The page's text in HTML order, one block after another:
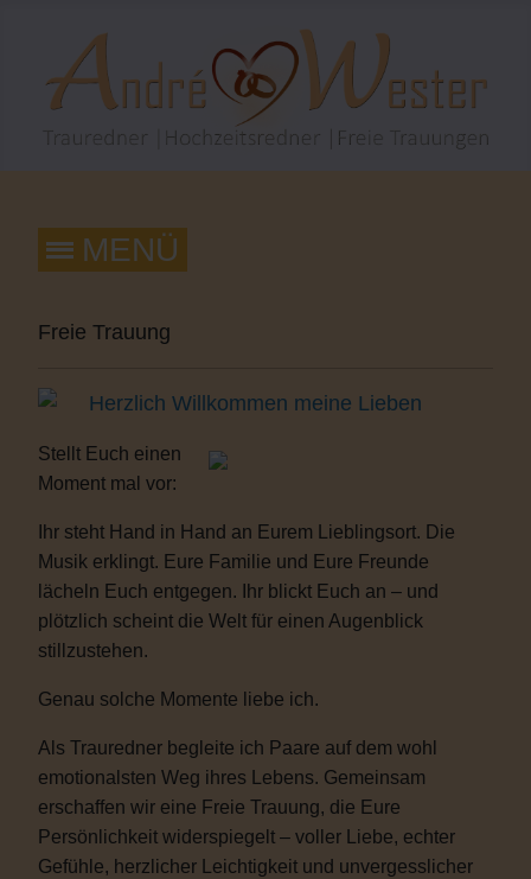
Freie Trauung
Herzlich Willkommen meine Lieben
Stellt Euch einen
Moment mal vor:
Ihr steht Hand in Hand an Eurem Lieblingsort. Die
Musik erklingt. Eure Familie und Eure Freunde
lächeln Euch entgegen. Ihr blickt Euch an – und
plötzlich scheint die Welt für einen Augenblick
stillzustehen.
Genau solche Momente liebe ich.
Als Trauredner begleite ich Paare auf dem wohl
emotionalsten Weg ihres Lebens. Gemeinsam
erschaffen wir eine Freie Trauung, die Eure
Persönlichkeit widerspiegelt – voller Liebe, echter
Gefühle, herzlicher Leichtigkeit und unvergesslicher